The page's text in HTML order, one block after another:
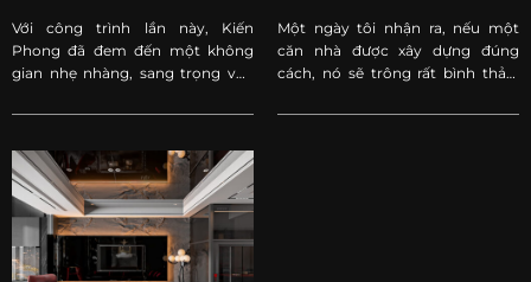
Với công trình lần này, Kiến
Phong đã đem đến một không
gian nhẹ nhàng, sang trọng vẫn
thiết kế để đảm bảo gia chủ sống
mái, tiện nghi và tận hưởng cuộc
sống!
Một ngày tôi nhận ra, nếu một
căn nhà được xây dựng đúng
cách, nó sẽ trông rất bình thản.
càng đằm thắm và yên ấm. Căn